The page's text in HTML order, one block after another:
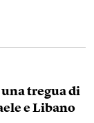
tregua di
e Libano